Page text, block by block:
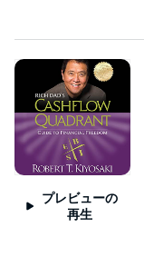
プレビューの
再生